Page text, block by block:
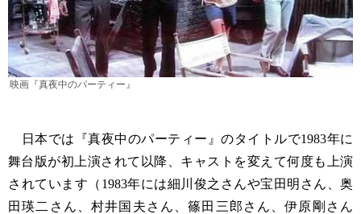
映画『真夜中のパーティー』
日本では『真夜中のパーティー』のタイトルで1983年に
舞台版が初上演されて以降、キャストを変えて何度も上演
されています（1983年には細川俊之さんや宝田明さん、奥
田瑛二さん、村井国夫さん、篠田三郎さん、伊原剛さん